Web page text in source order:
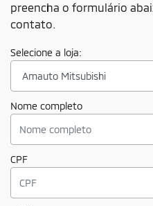
preencha o formulário
contato.
Selecione a loja:
Nome completo
CPF